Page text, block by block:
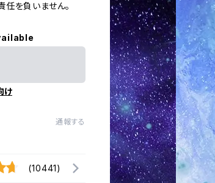
を負いません。
け
通報する
(10441)